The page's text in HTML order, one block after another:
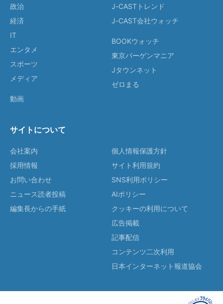
政治
経済
IT
エンタメ
スポーツ
メディア
動画
J-CASTトレンド
J-CAST会社ウォッチ
BOOKウォッチ
東京バーゲンマニア
Jタウンネット
ゼロまる
サイトについて
会社案内
採用情報
お問い合わせ
ニュース読者投稿
編集長からの手紙
個人情報保護方針
サイト利用規約
SNS利用ポリシー
AIポリシー
クッキーの利用について
広告掲載
記事配信
コンテンツ二次利用
日本インターネット報道協会